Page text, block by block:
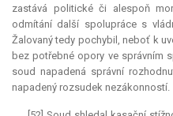
zastává politické či alespoň
odmítání další spolupráce s
Žalovaný tedy pochybil, neboť k
bez potřebné opory ve správním
soud napadená správní
napadený rozsudek nezákonností.